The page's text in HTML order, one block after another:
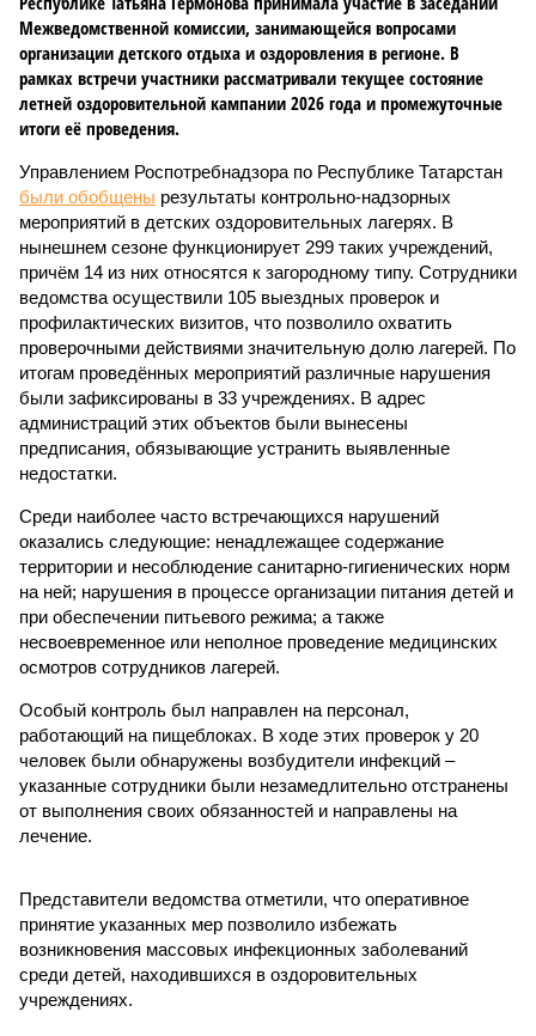
Межведомственной комиссии, занимающейся вопросами
организации детского отдыха и оздоровления в регионе. В
рамках встречи участники рассматривали текущее состояние
летней оздоровительной кампании 2026 года и промежуточные
итоги её проведения.
Управлением Роспотребнадзора по Республике Татарстан
были обобщены результаты контрольно-надзорных
мероприятий в детских оздоровительных лагерях. В
нынешнем сезоне функционирует 299 таких учреждений,
причём 14 из них относятся к загородному типу. Сотрудники
ведомства осуществили 105 выездных проверок и
профилактических визитов, что позволило охватить
проверочными действиями значительную долю лагерей. По
итогам проведённых мероприятий различные нарушения
были зафиксированы в 33 учреждениях. В адрес
администраций этих объектов были вынесены
предписания, обязывающие устранить выявленные
недостатки.
Среди наиболее часто встречающихся нарушений
оказались следующие: ненадлежащее содержание
территории и несоблюдение санитарно-гигиенических норм
на ней; нарушения в процессе организации питания детей и
при обеспечении питьевого режима; а также
несвоевременное или неполное проведение медицинских
осмотров сотрудников лагерей.
Особый контроль был направлен на персонал,
работающий на пищеблоках. В ходе этих проверок у 20
человек были обнаружены возбудители инфекций –
указанные сотрудники были незамедлительно отстранены
от выполнения своих обязанностей и направлены на
лечение.
Представители ведомства отметили, что оперативное
принятие указанных мер позволило избежать
возникновения массовых инфекционных заболеваний
среди детей, находившихся в оздоровительных
учреждениях.